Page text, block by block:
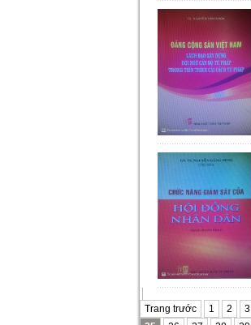
Trang trước 1 2 3